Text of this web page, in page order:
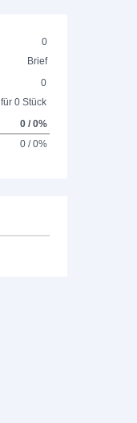
0
Brief
0
für 0 Stück
0 / 0%
0 / 0%